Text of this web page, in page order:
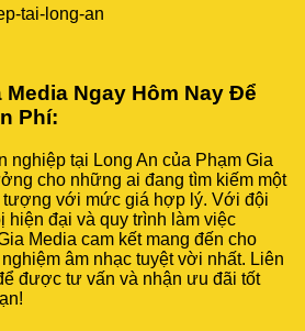
Media Ngay Hôm Nay Để
Phí:
nghiệp tại Long An của Phạm Gia
cho những ai đang tìm kiếm một
với mức giá hợp lý. Với đội
hiện đại và quy trình làm việc
Media cam kết mang đến cho
âm nhạc tuyệt vời nhất. Liên
được tư vấn và nhận ưu đãi tốt